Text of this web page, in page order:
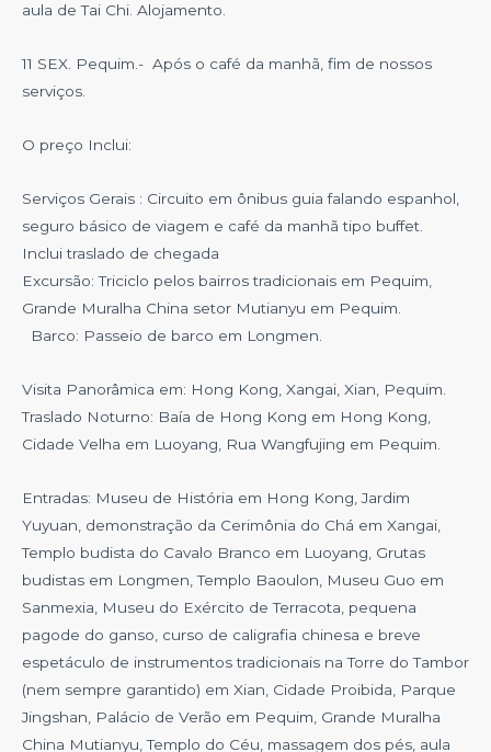
aula de Tai Chi. Alojamento.
11 SEX. Pequim.- Após o café da manhã, fim de nossos
serviços.
O preço Inclui:
Serviços Gerais : Circuito em ônibus guia falando espanhol,
seguro básico de viagem e café da manhã tipo buffet.
Inclui traslado de chegada
Excursão: Triciclo pelos bairros tradicionais em Pequim,
Grande Muralha China setor Mutianyu em Pequim.
Barco: Passeio de barco em Longmen.
Visita Panorâmica em: Hong Kong, Xangai, Xian, Pequim.
Traslado Noturno: Baía de Hong Kong em Hong Kong,
Cidade Velha em Luoyang, Rua Wangfujing em Pequim.
Entradas: Museu de História em Hong Kong, Jardim
Yuyuan, demonstração da Cerimônia do Chá em Xangai,
Templo budista do Cavalo Branco em Luoyang, Grutas
budistas em Longmen, Templo Baoulon, Museu Guo em
Sanmexia, Museu do Exército de Terracota, pequena
pagode do ganso, curso de caligrafia chinesa e breve
espetáculo de instrumentos tradicionais na Torre do Tambor
(nem sempre garantido) em Xian, Cidade Proibida, Parque
Jingshan, Palácio de Verão em Pequim, Grande Muralha
China Mutianyu, Templo do Céu, massagem dos pés, aula